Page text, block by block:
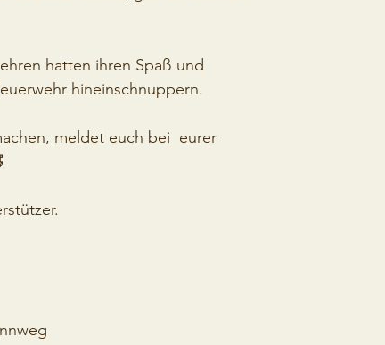
hatten ihren Spaß und
hineinschnuppern.
meldet euch bei  eurer